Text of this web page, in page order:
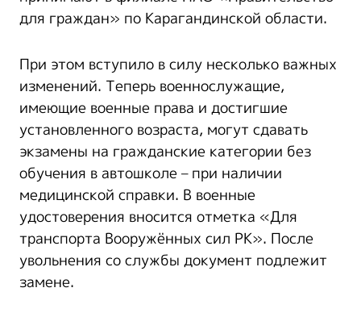
для граждан» по Карагандинской области.
При этом вступило в силу несколько важных
изменений. Теперь военнослужащие,
имеющие военные права и достигшие
установленного возраста, могут сдавать
экзамены на гражданские категории без
обучения в автошколе – при наличии
медицинской справки. В военные
удостоверения вносится отметка «Для
транспорта Вооружённых сил РК». После
увольнения со службы документ подлежит
замене.